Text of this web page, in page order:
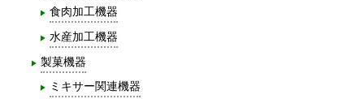
食肉加工機器
水産加工機器
製菓機器
ミキサー関連機器